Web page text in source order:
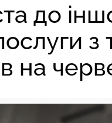
до
з
на